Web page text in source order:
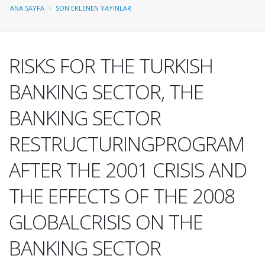
ANA SAYFA SON EKLENEN YAYINLAR
RISKS FOR THE TURKISH
BANKING SECTOR, THE
BANKING SECTOR
RESTRUCTURINGPROGRAM
AFTER THE 2001 CRISIS AND
THE EFFECTS OF THE 2008
GLOBALCRISIS ON THE
BANKING SECTOR